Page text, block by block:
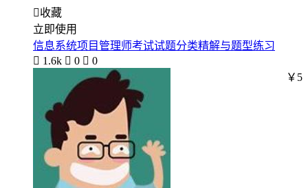
收藏
立即使用
信息系统项目管理师考试试题分类精解与题型练习
 1.6k  0  0
￥5